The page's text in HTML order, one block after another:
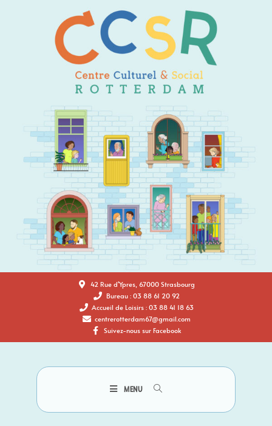
42 Rue d'Ypres, 67000 Strasbourg
Bureau : 03 88 61 20 92
Accueil de Loisirs : 03 88 41 18 63
centrerotterdam67@gmail.com
Suivez-nous sur Facebook
MENU